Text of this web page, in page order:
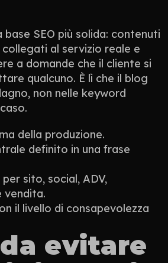
base SEO più solida: contenuti
al servizio reale e
a domande che il cliente si
qualcuno. È lì che il blog
non nelle keyword
della produzione.
definito in una frase
sito, social, ADV,
vendita.
il livello di consapevolezza
evitare